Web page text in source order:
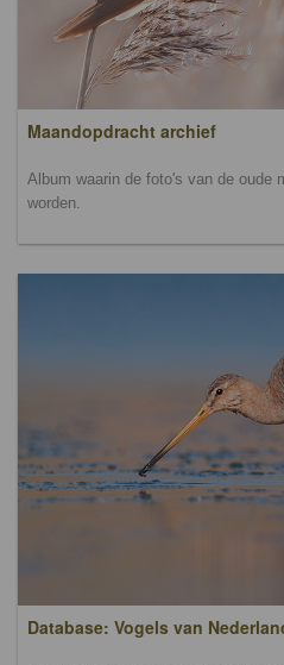
Maandopdracht archief
Album waarin de foto's van de oude
worden.
Database: Vogels van